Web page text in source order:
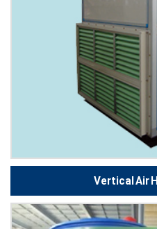
Vertical Air